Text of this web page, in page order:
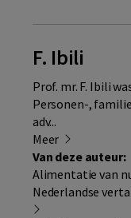
F. Ibili
Prof. mr. F. Ibili
Personen-,
adv...
Meer
Van deze auteur:
Alimentatie van
Nederlandse